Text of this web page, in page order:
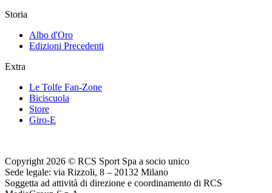
Storia
Albo d'Oro
Edizioni Precedenti
Extra
Le Tolfe Fan-Zone
Biciscuola
Store
Giro-E
Copyright 2026 © RCS Sport Spa a socio unico
Sede legale: via Rizzoli, 8 – 20132 Milano
Soggetta ad attività di direzione e coordinamento di RCS